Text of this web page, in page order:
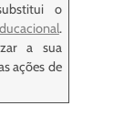
o
.
a sua
ações de